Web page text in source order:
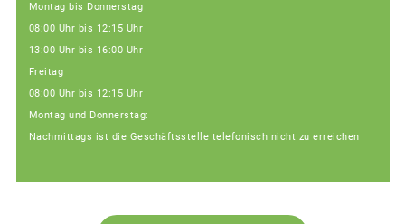
Montag bis Donnerstag
08:00 Uhr bis 12:15 Uhr
13:00 Uhr bis 16:00 Uhr
Freitag
08:00 Uhr bis 12:15 Uhr
Montag und Donnerstag:
Nachmittags ist die Geschäftsstelle telefonisch nicht zu erreichen